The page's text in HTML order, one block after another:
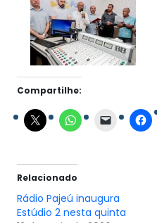
Compartilhe:
Relacionado
Rádio Pajeú inaugura
Estúdio 2 nesta quinta